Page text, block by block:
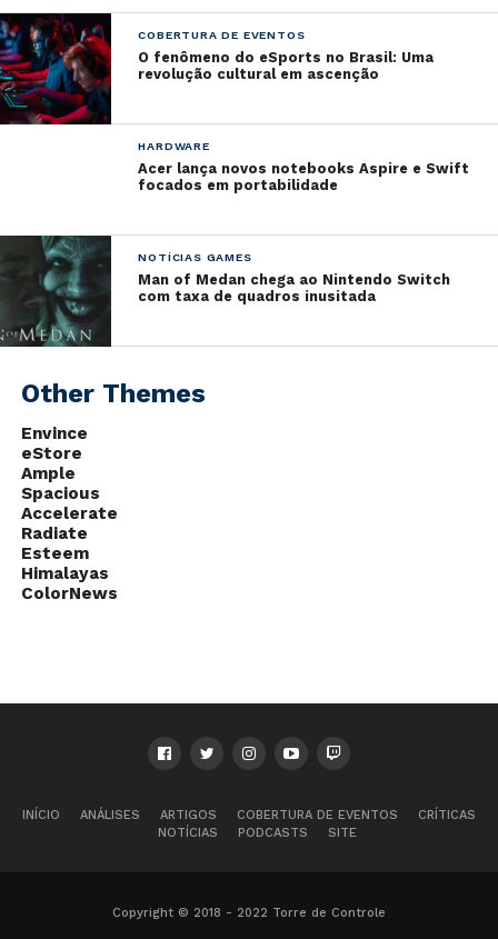
Apesar de ter recebido diversas críticas no ano
passado por causa da mesma estratégia (utilizada no
NBA 2K20), a empresa tomou a mesma atitude. Cabe
ressaltar também que a versão next-gen custará
nos Estados Unidos, preço acima da média cobrada
pelas demais publishers até aqui.
críticas recebidas.
COBERTURA DE EVENTOS
O fenômeno do eSports no Brasil: Uma
revolução cultural em ascenção
HARDWARE
Acer lança novos notebooks Aspire e Swift
focados em portabilidade
NOTÍCIAS GAMES
Man of Medan chega ao Nintendo Switch
com taxa de quadros inusitada
Other Themes
Envince
eStore
Ample
Spacious
Accelerate
Radiate
Esteem
Himalayas
ColorNews
INÍCIO ANÁLISES ARTIGOS COBERTURA DE EVENTOS
CRÍTICAS
NOTÍCIAS
PODCASTS SITE
Copyright © 2018 - 2022 Torre de Controle